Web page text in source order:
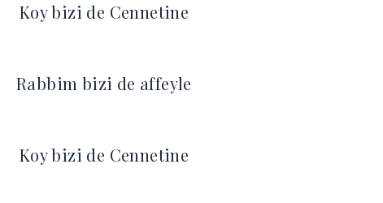
Koy bizi de Cennetine
Rabbim bizi de affeyle
Koy bizi de Cennetine